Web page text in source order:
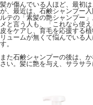
髪が傷んでいる人ほど、最初
が、最近は、石鹸シャンプー
ルテの「素髪の艶シャンプー
メと言う人も、「これなら使
皮をケアし、育毛を応援する
リュームが無くて悩んでいる
す。
また石鹸シャンプーの後は、
さい。髪に艶を与え、サラサラ